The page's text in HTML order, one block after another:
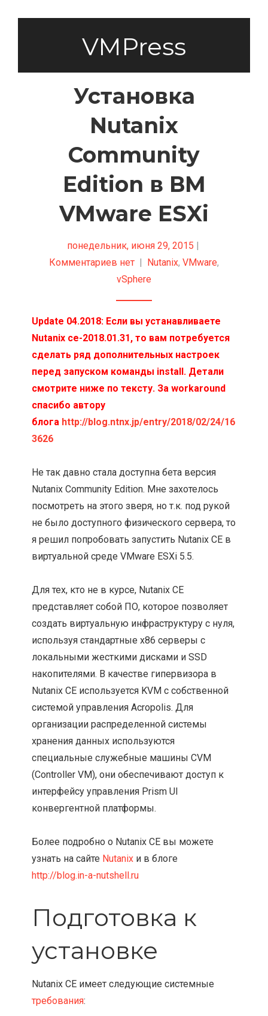
VMPress
Установка
Nutanix
Community
Edition в ВМ
VMware ESXi
понедельник, июня 29, 2015 |
Комментариев нет | Nutanix, VMware,
vSphere
Update 04.2018: Если вы устанавливаете
Nutanix ce-2018.01.31, то вам потребуется
сделать ряд дополнительных настроек
перед запуском команды install. Детали
смотрите ниже по тексту. За workaround
спасибо автору
блога http://blog.ntnx.jp/entry/2018/02/24/16
3626
Не так давно стала доступна бета версия
Nutanix Community Edition. Мне захотелось
посмотреть на этого зверя, но т.к. под рукой
не было доступного физического сервера, то
я решил попробовать запустить Nutanix CE в
виртуальной среде VMware ESXi 5.5.
Для тех, кто не в курсе, Nutanix CE
представляет собой ПО, которое позволяет
создать виртуальную инфраструктуру с нуля,
используя стандартные x86 серверы с
локальными жесткими дисками и SSD
накопителями. В качестве гипервизора в
Nutanix CE используется KVM с собственной
системой управления Acropolis. Для
организации распределенной системы
хранения данных используются
специальные служебные машины CVM
(Controller VM), они обеспечивают доступ к
интерфейсу управления Prism UI
конвергентной платформы.
Более подробно о Nutanix CE вы можете
узнать на сайте Nutanix и в блоге
http://blog.in-a-nutshell.ru
Подготовка к
установке
Nutanix CE имеет следующие системные
требования: